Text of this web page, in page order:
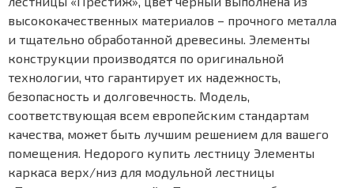
высококачественных материалов – прочного металла
и тщательно обработанной древесины. Элементы
конструкции производятся по оригинальной
технологии, что гарантирует их надежность,
безопасность и долговечность. Модель,
соответствующая всем европейским стандартам
качества, может быть лучшим решением для вашего
помещения. Недорого купить лестницу Элементы
каркаса верх/низ для модульной лестницы